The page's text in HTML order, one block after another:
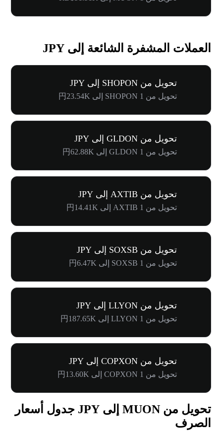
العملات المشفرة الشائعة إلى JPY
تحويل من SHOPON إلى JPY
تحويل من 1 SHOPON إلى 円23.54K
تحويل من GLDON إلى JPY
تحويل من 1 GLDON إلى 円62.88K
تحويل من AXTIB إلى JPY
تحويل من 1 AXTIB إلى 円14.41K
تحويل من SOXSB إلى JPY
تحويل من 1 SOXSB إلى 円6.47K
تحويل من LLYON إلى JPY
تحويل من 1 LLYON إلى 円187.65K
تحويل من COPXON إلى JPY
تحويل من 1 COPXON إلى 円13.60K
تحويل من MUON إلى JPY جدول أسعار
الصرف